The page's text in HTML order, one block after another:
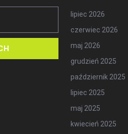
lipiec 2026
czerwiec 2026
maj 2026
grudzień 2025
październik 2025
lipiec 2025
maj 2025
kwiecień 2025